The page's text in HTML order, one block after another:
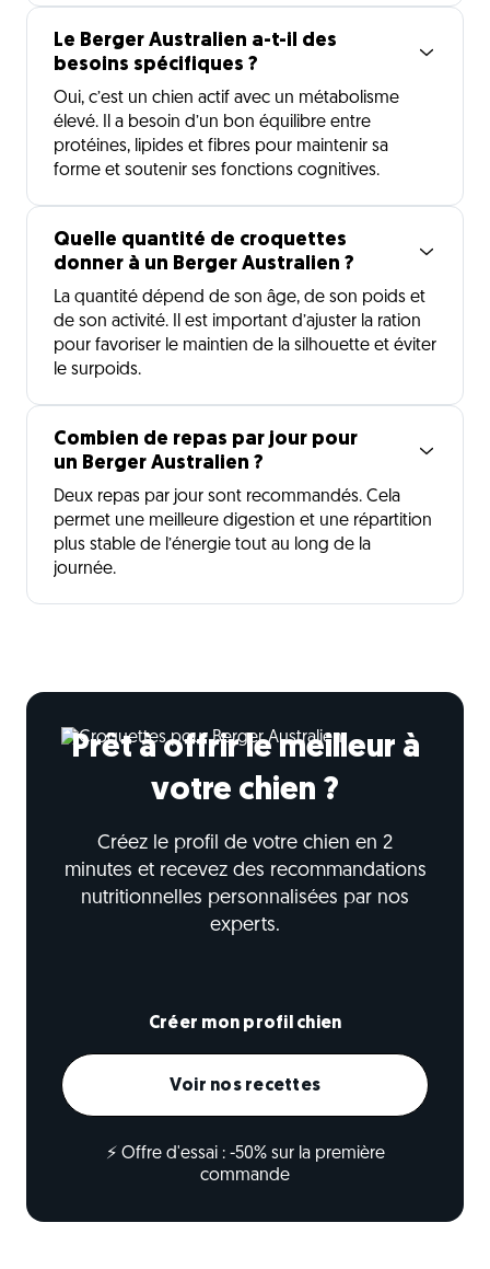
Le Berger Australien a-t-il des
besoins spécifiques ?
Oui, c’est un chien actif avec un métabolisme
élevé. Il a besoin d’un bon équilibre entre
protéines, lipides et fibres pour maintenir sa
forme et soutenir ses fonctions cognitives.
Quelle quantité de croquettes
donner à un Berger Australien ?
La quantité dépend de son âge, de son poids et
de son activité. Il est important d’ajuster la ration
pour favoriser le maintien de la silhouette et éviter
le surpoids.
Combien de repas par jour pour
un Berger Australien ?
Deux repas par jour sont recommandés. Cela
permet une meilleure digestion et une répartition
plus stable de l’énergie tout au long de la
journée.
Prêt à offrir le meilleur à
votre chien ?
Créez le profil de votre chien en 2
minutes et recevez des recommandations
nutritionnelles personnalisées par nos
experts.
Créer mon profil chien
Voir nos recettes
⚡ Offre d'essai : -50% sur la première
commande